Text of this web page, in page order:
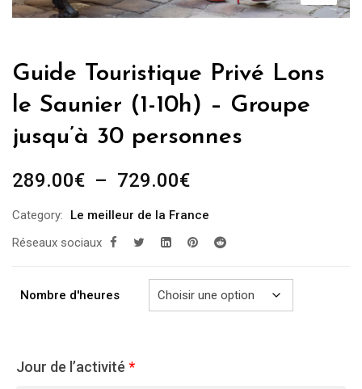
Guide Touristique Privé Lons
le Saunier (1-10h) – Groupe
jusqu’à 30 personnes
289.00€ – 729.00€Plage
prix :
289.00€
729.00€
Category:
Le meilleur de la France
Réseaux sociaux
Nombre d'heures
Jour de l’activité *